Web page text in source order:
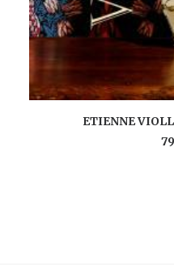
ETIENNE